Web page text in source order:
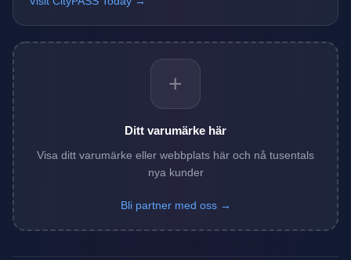
+
Ditt varumärke här
Visa ditt varumärke eller webbplats här och nå tusentals
nya kunder
Bli partner med oss →